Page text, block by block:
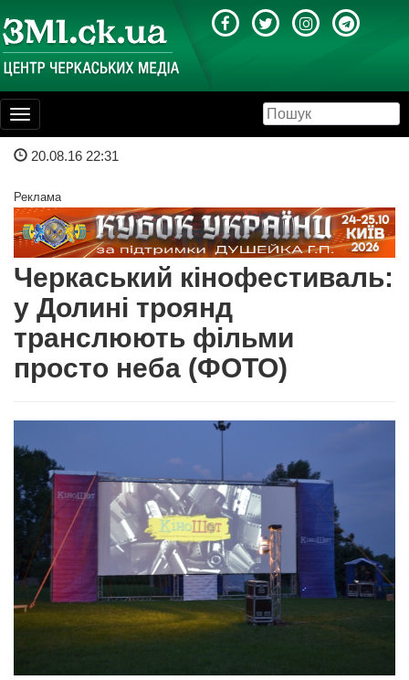
Toggle
navigation
20.08.16 22:31
Реклама
Черкаський кінофестиваль:
у Долині троянд
транслюють фільми
просто неба (ФОТО)